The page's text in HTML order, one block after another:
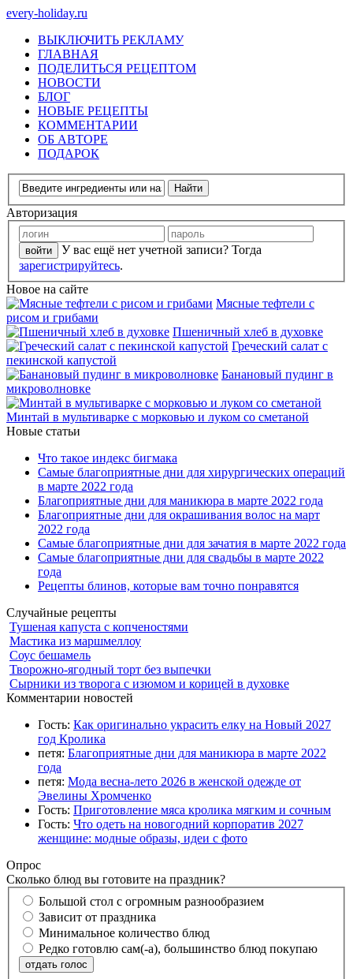
every-holiday.ru
ВЫКЛЮЧИТЬ РЕКЛАМУ
ГЛАВНАЯ
ПОДЕЛИТЬСЯ РЕЦЕПТОМ
НОВОСТИ
БЛОГ
НОВЫЕ РЕЦЕПТЫ
КОММЕНТАРИИ
ОБ АВТОРЕ
ПОДАРОК
Авторизация
У вас ещё нет учетной записи? Тогда
зарегистрируйтесь.
Новое на сайте
Мясные тефтели с
рисом и грибами
Пшеничный хлеб в духовке
Греческий салат с
пекинской капустой
Банановый пудинг в
микроволновке
Минтай в мультиварке с морковью и луком со сметаной
Новые статьи
Что такое индекс бигмака
Самые благоприятные дни для хирургических операций
в марте 2022 года
Благоприятные дни для маникюра в марте 2022 года
Благоприятные дни для окрашивания волос на март
2022 года
Самые благоприятные дни для зачатия в марте 2022 года
Самые благоприятные дни для свадьбы в марте 2022
года
Рецепты блинов, которые вам точно понравятся
Случайные рецепты
Тушеная капуста с копченостями
Мастика из маршмеллоу
Соус бешамель
Творожно-ягодный торт без выпечки
Сырники из творога с изюмом и корицей в духовке
Комментарии новостей
Гость: Как оригинально украсить елку на Новый 2027
год Кролика
петя: Благоприятные дни для маникюра в марте 2022
года
петя: Мода весна-лето 2026 в женской одежде от
Эвелины Хромченко
Гость: Приготовление мяса кролика мягким и сочным
Гость: Что одеть на новогодний корпоратив 2027
женщине: модные образы, идеи с фото
Опрос
Сколько блюд вы готовите на праздник?
Большой стол с огромным разнообразием
Зависит от праздника
Минимальное количество блюд
Редко готовлю сам(-а), большинство блюд покупаю
отдать голос